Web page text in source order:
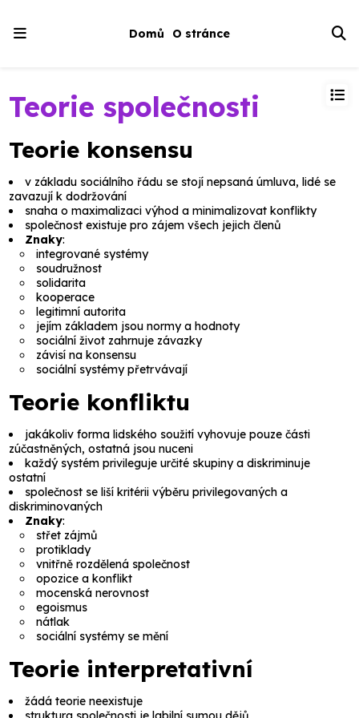
Domů O stránce
Teorie společnosti
Teorie konsensu
v základu sociálního řádu se stojí nepsaná úmluva, lidé se
zavazují k dodržování
snaha o maximalizaci výhod a minimalizovat konflikty
společnost existuje pro zájem všech jejich členů
Znaky:
integrované systémy
soudružnost
solidarita
kooperace
legitimní autorita
jejím základem jsou normy a hodnoty
sociální život zahrnuje závazky
závisí na konsensu
sociální systémy přetrvávají
Teorie konfliktu
jakákoliv forma lidského soužití vyhovuje pouze části
zúčastněných, ostatná jsou nuceni
každý systém privileguje určité skupiny a diskriminuje
ostatní
společnost se liší kritérii výběru privilegovaných a
diskriminovaných
Znaky:
střet zájmů
protiklady
vnitřně rozdělená společnost
opozice a konflikt
mocenská nerovnost
egoismus
nátlak
sociální systémy se mění
Teorie interpretativní
žádá teorie neexistuje